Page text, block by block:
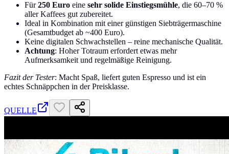
Für250 Euro eine sehr solide Einstiegsmühle, die 60–70 %
aller Kaffees gut zubereitet.
Ideal in Kombination mit einer günstigen Siebträgermaschine
(Gesamtbudget ab ~400 Euro).
Keine digitalen Schwachstellen – reine mechanische Qualität.
Achtung: Hoher Totraum erfordert etwas mehr
Aufmerksamkeit und regelmäßige Reinigung.
Fazit der Tester: Macht Spaß, liefert guten Espresso und ist ein
echtes Schnäppchen in der Preisklasse.
QUELLE